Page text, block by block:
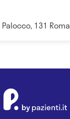
131 Roma